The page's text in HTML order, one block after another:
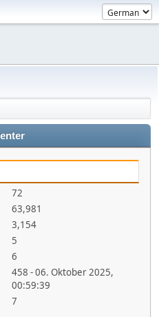
72
63,981
3,154
5
6
458 - 06. Oktober 2025,
00:59:39
7